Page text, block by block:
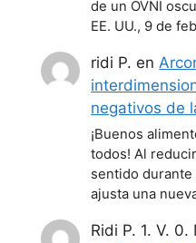
de un OVNI
EE. UU., 9 de
ridi P. en
negativos de
¡Buenos
todos! Al
sentido durante
ajusta una
Ridi P. 1. V. 0.